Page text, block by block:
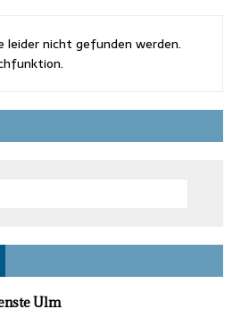
leider nicht gefunden werden.
Ulm